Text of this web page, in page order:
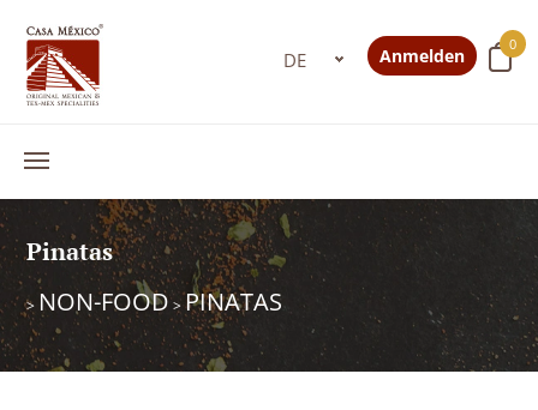
0
Anmelden
Pinatas
> NON-FOOD>PINATAS